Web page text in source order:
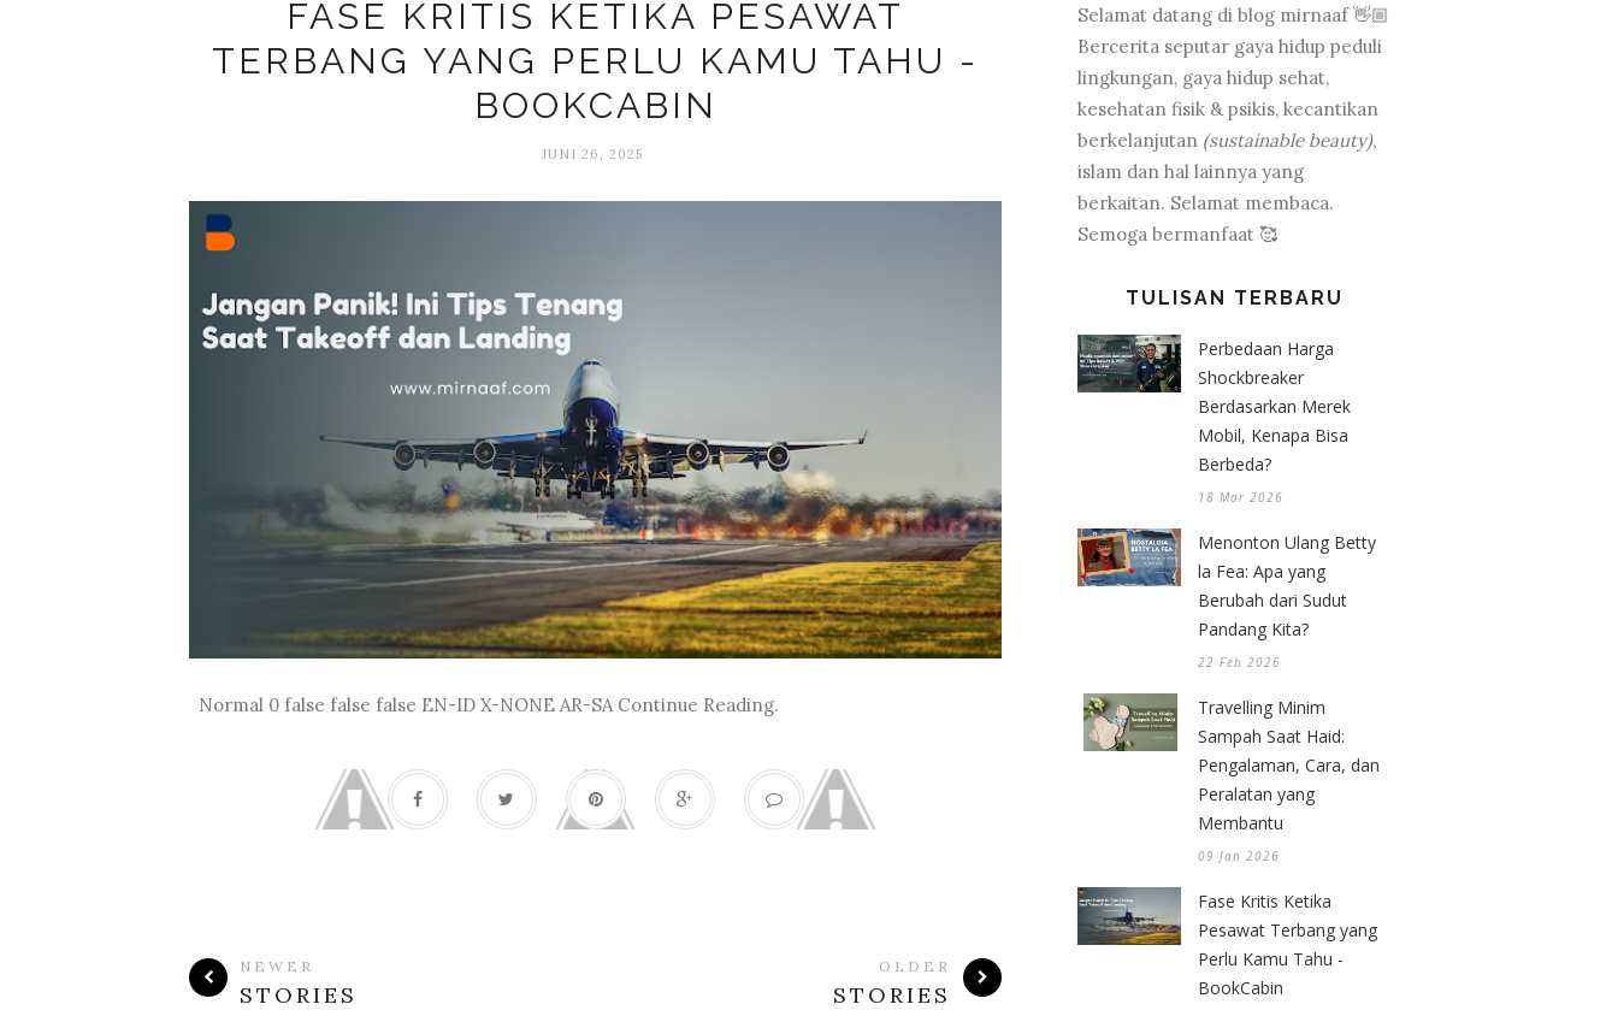
FASE KRITIS KETIKA PESAWAT
TERBANG YANG PERLU KAMU TAHU -
BOOKCABIN
JUNI 26, 2025
Normal 0 false false false EN-ID X-NONE AR-SA Continue Reading.
NEWER
STORIES
OLDER
STORIES
Selamat datang di blog mirnaaf 👋🏼
Bercerita seputar gaya hidup peduli
lingkungan, gaya hidup sehat,
kesehatan fisik & psikis, kecantikan
berkelanjutan (sustainable beauty),
islam dan hal lainnya yang
berkaitan. Selamat membaca.
Semoga bermanfaat 🥰
TULISAN TERBARU
Perbedaan Harga
Shockbreaker
Berdasarkan Merek
Mobil, Kenapa Bisa
Berbeda?
18 Mar 2026
Menonton Ulang Betty
la Fea: Apa yang
Berubah dari Sudut
Pandang Kita?
22 Feb 2026
Travelling Minim
Sampah Saat Haid:
Pengalaman, Cara, dan
Peralatan yang
Membantu
09 Jan 2026
Fase Kritis Ketika
Pesawat Terbang yang
Perlu Kamu Tahu -
BookCabin